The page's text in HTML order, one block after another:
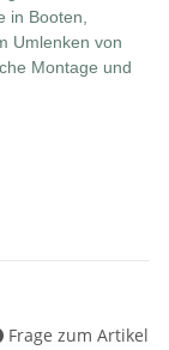
in Booten,
Umlenken von
Montage und
Frage zum Artikel